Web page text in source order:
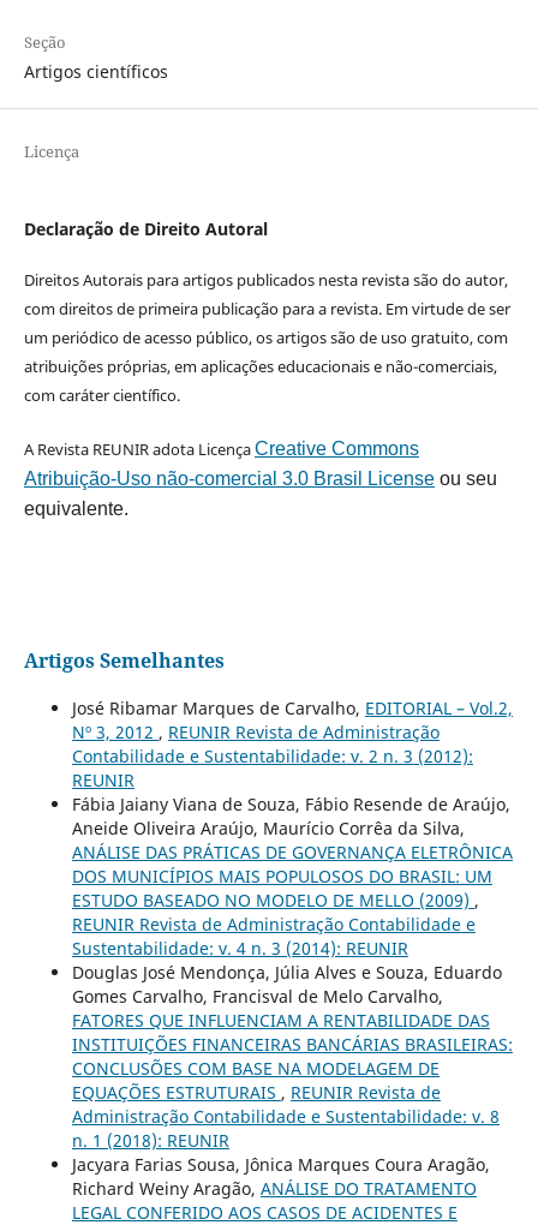
Seção
Artigos científicos
Licença
Declaração de Direito Autoral
Direitos Autorais para artigos publicados nesta revista são do autor,
com direitos de primeira publicação para a revista. Em virtude de ser
um periódico de acesso público, os artigos são de uso gratuito, com
atribuições próprias, em aplicações educacionais e não-comerciais,
com caráter científico.
A Revista REUNIR adota LicençaCreative Commons
Atribuição-Uso não-comercial 3.0 Brasil Licenseou seu
equivalente.
Artigos Semelhantes
José Ribamar Marques de Carvalho, EDITORIAL – Vol.2,
Nº 3, 2012 , REUNIR Revista de Administração
Contabilidade e Sustentabilidade: v. 2 n. 3 (2012):
REUNIR
Fábia Jaiany Viana de Souza, Fábio Resende de Araújo,
Aneide Oliveira Araújo, Maurício Corrêa da Silva,
ANÁLISE DAS PRÁTICAS DE GOVERNANÇA ELETRÔNICA
DOS MUNICÍPIOS MAIS POPULOSOS DO BRASIL: UM
ESTUDO BASEADO NO MODELO DE MELLO (2009) ,
REUNIR Revista de Administração Contabilidade e
Sustentabilidade: v. 4 n. 3 (2014): REUNIR
Douglas José Mendonça, Júlia Alves e Souza, Eduardo
Gomes Carvalho, Francisval de Melo Carvalho,
FATORES QUE INFLUENCIAM A RENTABILIDADE DAS
INSTITUIÇÕES FINANCEIRAS BANCÁRIAS BRASILEIRAS:
CONCLUSÕES COM BASE NA MODELAGEM DE
EQUAÇÕES ESTRUTURAIS , REUNIR Revista de
Administração Contabilidade e Sustentabilidade: v. 8
n. 1 (2018): REUNIR
Jacyara Farias Sousa, Jônica Marques Coura Aragão,
Richard Weiny Aragão, ANÁLISE DO TRATAMENTO
LEGAL CONFERIDO AOS CASOS DE ACIDENTES E